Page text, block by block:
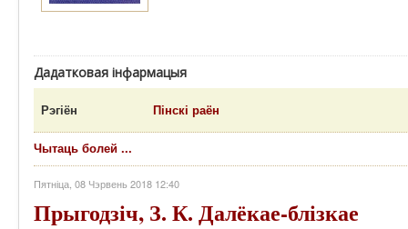
Дадатковая інфармацыя
Рэгіён Пінскі раён
Чытаць болей ...
Пятніца, 08 Чэрвень 2018 12:40
Прыгодзіч, З. К. Далёкае-блізкае